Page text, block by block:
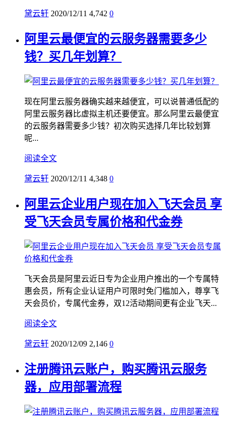
黛云轩 2020/12/11 4,742 0
阿里云最便宜的云服务器需要多少
钱？买几年划算？
现在阿里云服务器确实越来越便宜，可以说普通低配的
阿里云服务器比虚拟主机还要便宜。那么阿里云最便宜
的云服务器需要多少钱？初次购买选择几年比较划算
呢...
阅读全文
黛云轩 2020/12/11 4,348 0
阿里云企业用户现在加入飞天会员 享
受飞天会员专属价格和代金券
飞天会员是阿里云近日专为企业用户推出的一个专属特
惠会员，所有企业认证用户可限时免门槛加入，尊享飞
天会员价，专属代金券，双12活动期间更有企业飞天...
阅读全文
黛云轩 2020/12/09 2,146 0
注册腾讯云账户，购买腾讯云服务
器，应用部署流程